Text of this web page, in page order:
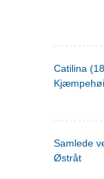
Catilina
Samlede
Østråt